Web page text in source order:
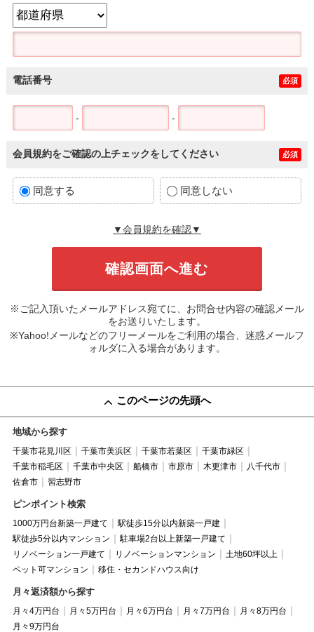
電話番号 必須
- -
会員規約をご確認の上チェックをしてください 必須
同意する 同意しない
▼会員規約を確認▼
※ご記入頂いたメールアドレス宛てに、お問合せ内容の確認メール
をお送りいたします。
※Yahoo!メールなどのフリーメールをご利用の場合、迷惑メールフ
ォルダに入る場合があります。
このページの先頭へ
地域から探す
千葉市花見川区 千葉市美浜区 千葉市若葉区
千葉市緑区
千葉市稲毛区
千葉市中央区 船橋市 市原市 木更津市
八千代市
佐倉市
習志野市
ピンポイント検索
1000万円台新築一戸建て
駅徒歩15分以内新築一戸建
駅徒歩5分以内マンション
駐車場2台以上新築一戸建て
リノベーション一戸建て
リノベーションマンション
土地60坪以上
ペット可マンション
移住・セカンドハウス向け
月々返済額から探す
月々4万円台 月々5万円台 月々6万円台 月々7万円台
月々8万円台
月々9万円台